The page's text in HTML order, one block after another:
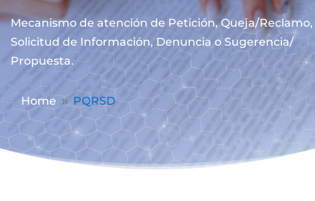
Mecanismo de atención de Petición, Queja/Reclamo,
Solicitud de Información, Denuncia o Sugerencia/
Propuesta.
Home 9 PQRSD